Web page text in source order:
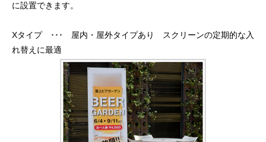
に設置できます。
Xタイプ ･･･ 屋内・屋外タイプあり スクリーンの定期的な入
れ替えに最適